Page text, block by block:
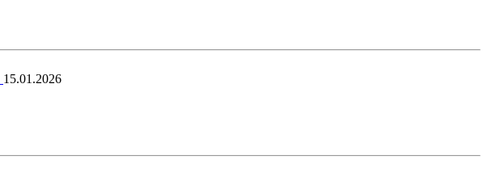
15.01.2026